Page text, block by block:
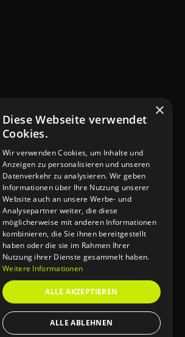
Alle Rechte vorbehalten. | Made by
Kwapso
×
Diese Webseite verwendet
Cookies.
Wir verwenden Cookies, um Inhalte und
Anzeigen zu personalisieren und unseren
Datenverkehr zu analysieren. Wir geben
Informationen über Ihre Nutzung unserer
Website auch an unsere Werbe- und
Analysepartner weiter, die diese
möglicherweise mit anderen Informationen
kombinieren, die Sie ihnen bereitgestellt
haben oder die sie im Rahmen Ihrer
Nutzung ihrer Dienste gesammelt haben.
Weitere Informationen
ALLE AKZEPTIEREN
ALLE ABLEHNEN